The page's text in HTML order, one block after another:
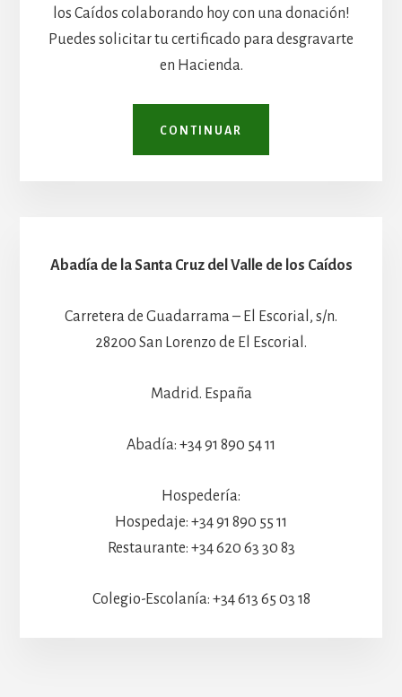
los Caídos colaborando hoy con una donación!
Puedes solicitar tu certificado para desgravarte
en Hacienda.
CONTINUAR
Abadía de la Santa Cruz del Valle de los Caídos
Carretera de Guadarrama – El Escorial, s/n.
28200 San Lorenzo de El Escorial.
Madrid. España
Abadía: +34 91 890 54 11
Hospedería:
Hospedaje: +34 91 890 55 11
Restaurante: +34 620 63 30 83
Colegio-Escolanía: +34 613 65 03 18